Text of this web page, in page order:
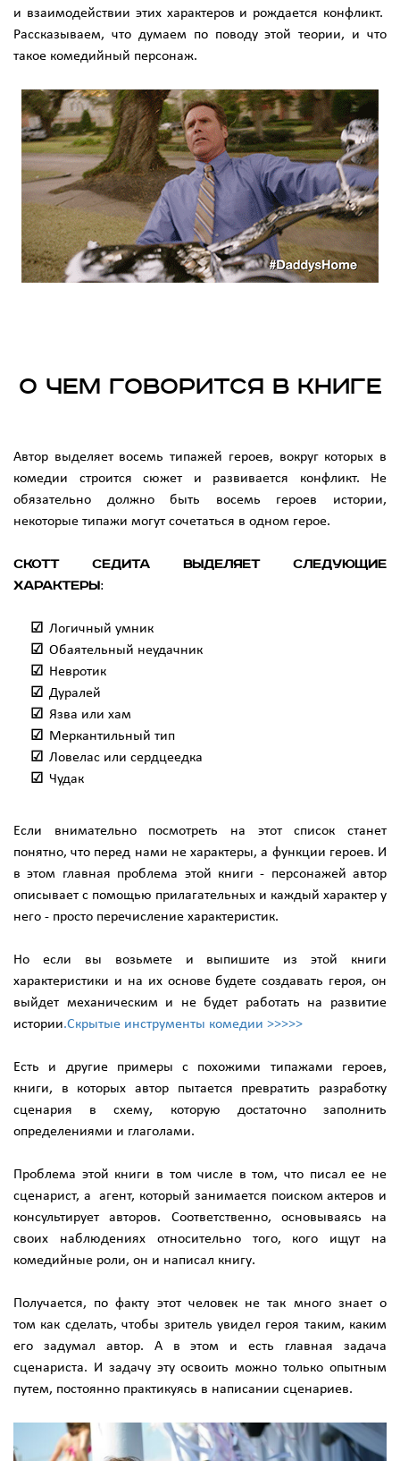
и взаимодействии этих характеров и рождается конфликт.
Рассказываем, что думаем по поводу этой теории, и что
такое комедийный персонаж.
О чем говорится в книге
Автор выделяет восемь типажей героев, вокруг которых в
комедии строится сюжет и развивается конфликт. Не
обязательно должно быть восемь героев истории,
некоторые типажи могут сочетаться в одном герое.
Скотт Седита выделяет следующие
характеры:
Логичный умник
Обаятельный неудачник
Невротик
Дуралей
Язва или хам
Меркантильный тип
Ловелас или сердцеедка
Чудак
Если внимательно посмотреть на этот список станет
понятно, что перед нами не характеры, а функции героев. И
в этом главная проблема этой книги - персонажей автор
описывает с помощью прилагательных и каждый характер у
него - просто перечисление характеристик.
Но если вы возьмете и выпишите из этой книги
характеристики и на их основе будете создавать героя, он
выйдет механическим и не будет работать на развитие
истории.Скрытые инструменты комедии >>>>>
Есть и другие примеры с похожими типажами героев,
книги, в которых автор пытается превратить разработку
сценария в схему, которую достаточно заполнить
определениями и глаголами.
Проблема этой книги в том числе в том, что писал ее не
сценарист, а агент, который занимается поиском актеров и
консультирует авторов. Соответственно, основываясь на
своих наблюдениях относительно того, кого ищут на
комедийные роли, он и написал книгу.
Получается, по факту этот человек не так много знает о
том как сделать, чтобы зритель увидел героя таким, каким
его задумал автор. А в этом и есть главная задача
сценариста. И задачу эту освоить можно только опытным
путем, постоянно практикуясь в написании сценариев.